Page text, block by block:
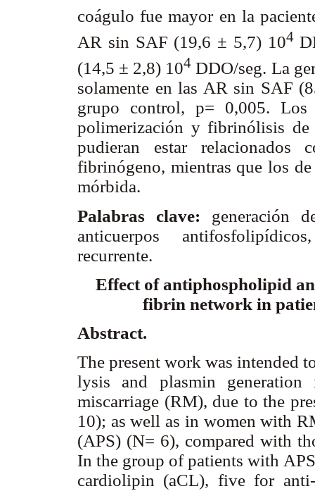
coágulo fue mayor en la
AR sin SAF (19,6 ± 5,7) 104D
(14,5 ± 2,8) 104 DDO/seg. La
solamente en las AR sin SAF
grupo control, p= 0,005. Los
polimerización y fibrinólisis
pudieran estar
fibrinógeno, mientras que los
mórbida.
Palabras clave: generación
anticuerpos
recurrente.
Effect of antiphospholipid
fibrin network in
Abstract.
The present work was intended
lysis and plasmin
miscarriage (RM), due to the
10); as well as in women with
(APS) (N= 6), compared with
In the group of patients with
cardiolipin (aCL), five for anti-